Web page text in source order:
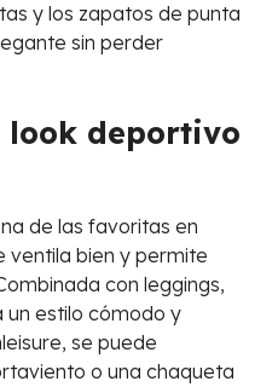
y los zapatos de punta
sin perder
deportivo
de las favoritas en
bien y permite
con leggings,
un estilo cómodo y
se puede
o una chaqueta